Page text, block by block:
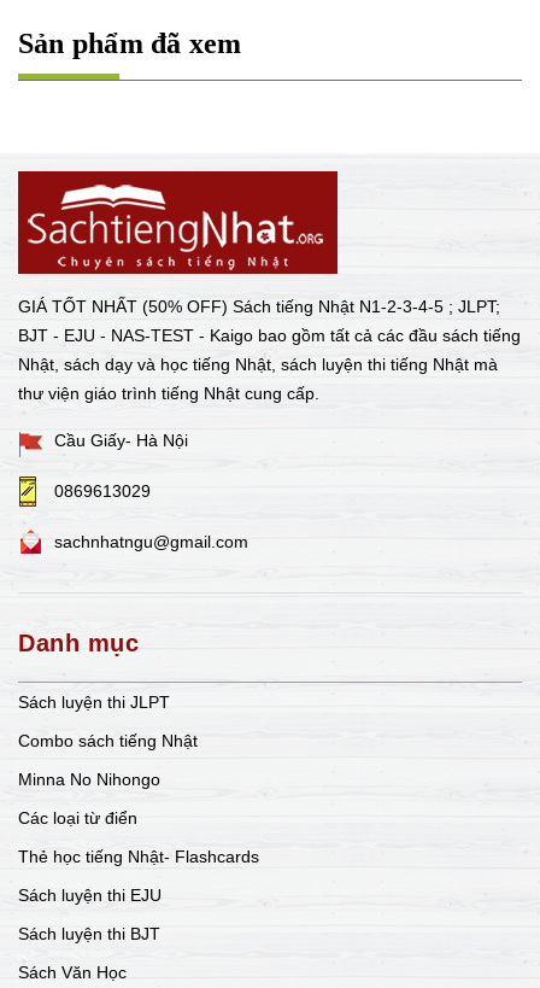
Sản phẩm đã xem
GIÁ TỐT NHẤT (50% OFF) Sách tiếng Nhật N1-2-3-4-5 ; JLPT;
BJT - EJU - NAS-TEST - Kaigo bao gồm tất cả các đầu sách tiếng
Nhật, sách dạy và học tiếng Nhật, sách luyện thi tiếng Nhật mà
thư viện giáo trình tiếng Nhật cung cấp.
Cầu Giấy- Hà Nội
0869613029
sachnhatngu@gmail.com
Danh mục
Sách luyện thi JLPT
Combo sách tiếng Nhật
Minna No Nihongo
Các loại từ điển
Thẻ học tiếng Nhật- Flashcards
Sách luyện thi EJU
Sách luyện thi BJT
Sách Văn Học